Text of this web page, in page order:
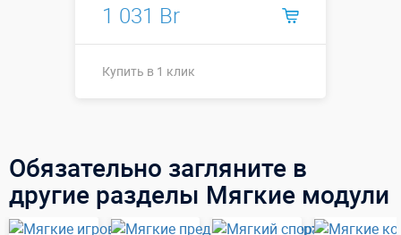
1 031 Br
Купить в 1 клик
Купить в 1 клик
Обязательно загляните в
другие разделы Мягкие модули